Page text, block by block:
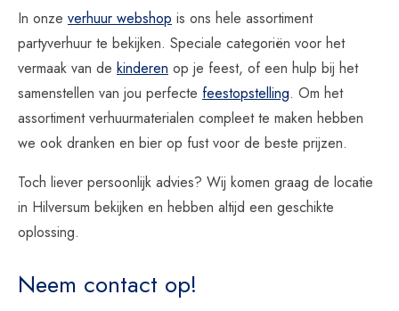
In onze verhuur webshop is ons hele assortiment
partyverhuur te bekijken. Speciale categoriën voor het
vermaak van de kinderen op je feest, of een hulp bij het
samenstellen van jou perfecte feestopstelling. Om het
assortiment verhuurmaterialen compleet te maken hebben
we ook dranken en bier op fust voor de beste prijzen.
Toch liever persoonlijk advies? Wij komen graag de locatie
in Hilversum bekijken en hebben altijd een geschikte
oplossing.
Neem contact op!